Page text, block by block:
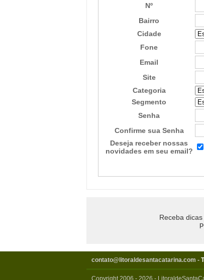
Nº
Bairro
Cidade
Fone
Email
Site
Categoria
Segmento
Senha
Confirme sua Senha
Deseja receber nossas
novidades em seu email?
Receba
contato@litoraldesantacatarina.com -
Copyright 2006 - 2026 -